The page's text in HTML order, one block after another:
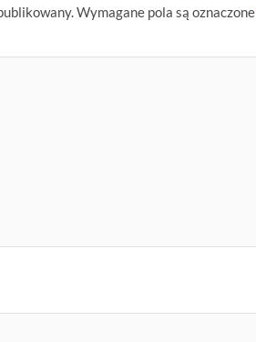
Wymagane pola są oznaczone